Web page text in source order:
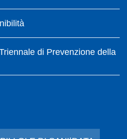
di Prevenzione della